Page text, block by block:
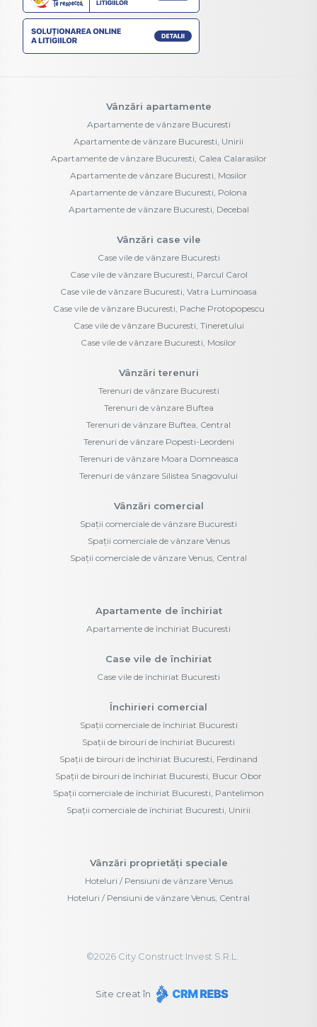
Vânzări apartamente
Apartamente de vânzare Bucuresti
Apartamente de vânzare Bucuresti, Unirii
Apartamente de vânzare Bucuresti, Calea Calarasilor
Apartamente de vânzare Bucuresti, Mosilor
Apartamente de vânzare Bucuresti, Polona
Apartamente de vânzare Bucuresti, Decebal
Vânzări case vile
Case vile de vânzare Bucuresti
Case vile de vânzare Bucuresti, Parcul Carol
Case vile de vânzare Bucuresti, Vatra Luminoasa
Case vile de vânzare Bucuresti, Pache Protopopescu
Case vile de vânzare Bucuresti, Tineretului
Case vile de vânzare Bucuresti, Mosilor
Vânzări terenuri
Terenuri de vânzare Bucuresti
Terenuri de vânzare Buftea
Terenuri de vânzare Buftea, Central
Terenuri de vânzare Popesti-Leordeni
Terenuri de vânzare Moara Domneasca
Terenuri de vânzare Silistea Snagovului
Vânzări comercial
Spații comerciale de vânzare Bucuresti
Spații comerciale de vânzare Venus
Spații comerciale de vânzare Venus, Central
Apartamente de închiriat
Apartamente de închiriat Bucuresti
Case vile de închiriat
Case vile de închiriat Bucuresti
Închirieri comercial
Spații comerciale de închiriat Bucuresti
Spații de birouri de închiriat Bucuresti
Spații de birouri de închiriat Bucuresti, Ferdinand
Spații de birouri de închiriat Bucuresti, Bucur Obor
Spații comerciale de închiriat Bucuresti, Pantelimon
Spații comerciale de închiriat Bucuresti, Unirii
Vânzări proprietăți speciale
Hoteluri / Pensiuni de vânzare Venus
Hoteluri / Pensiuni de vânzare Venus, Central
©2026City Construct Invest S.R.L.
Site creat în